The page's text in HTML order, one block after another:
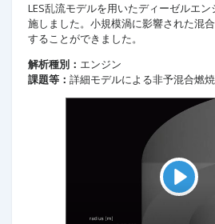
LES乱流モデルを用いたディーゼルエ
施しました。小規模渦に影響された混
することができました。
解析種別： エンジン
課題等： 詳細モデルによる非予混合燃
P